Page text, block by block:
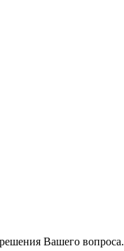
Вашего вопроса.